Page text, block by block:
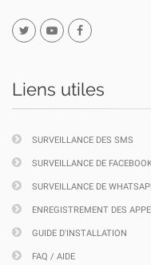
Liens utiles
SURVEILLANCE DES SMS
SURVEILLANCE DE
SURVEILLANCE DE
ENREGISTREMENT DES
GUIDE D'INSTALLATION
FAQ / AIDE